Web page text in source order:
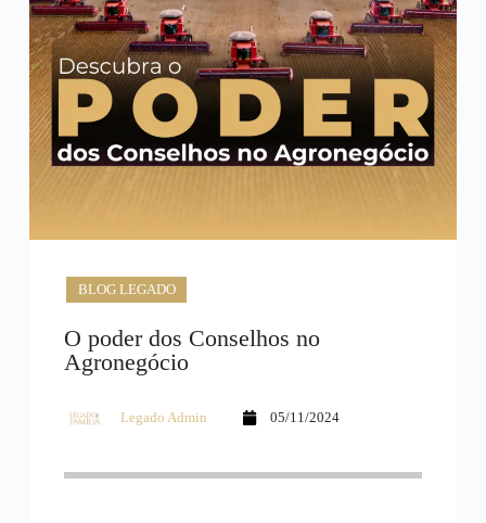
BLOG LEGADO
O poder dos Conselhos no
Agronegócio
Legado Admin 05/11/2024